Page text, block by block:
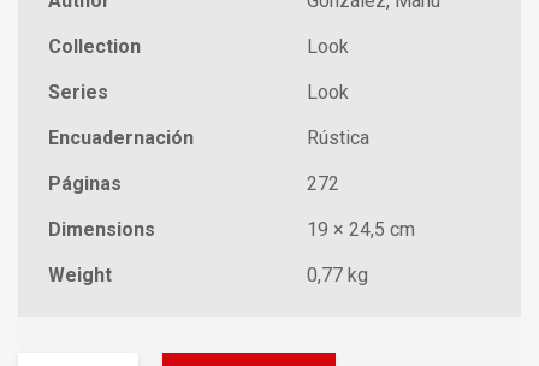
Collection
Look
Series
Look
Encuadernación
Rústica
Páginas
272
Dimensions
19 × 24,5 cm
Weight
0,77 kg